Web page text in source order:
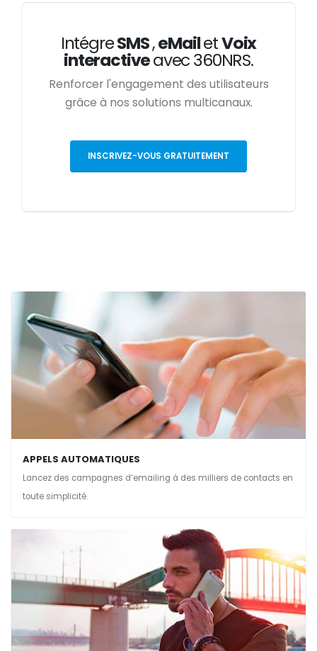
IntégreSMS,eMailetVoix
interactiveavec 360NRS.
Renforcer l'engagement des utilisateurs
grâce à nos solutions multicanaux.
INSCRIVEZ-VOUS GRATUITEMENT
APPELS AUTOMATIQUES
Lancez des campagnes d’emailing à des milliers de contacts en
toute simplicité.